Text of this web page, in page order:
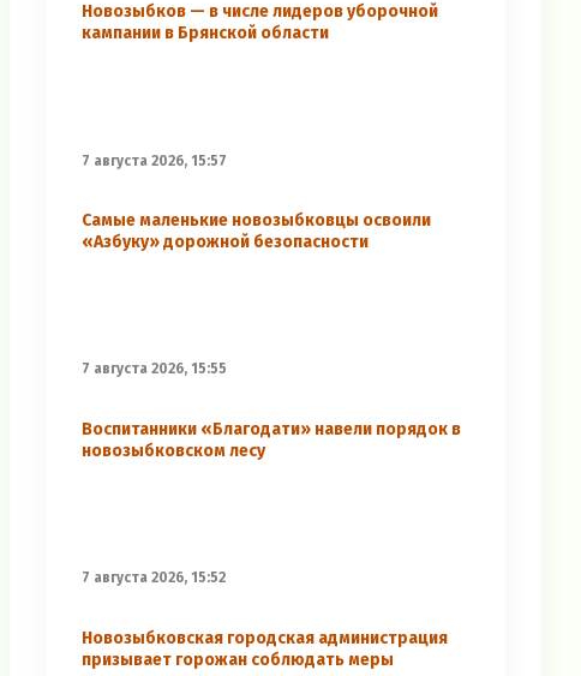
Новозыбков — в числе лидеров уборочной
кампании в Брянской области
7 августа 2026, 15:57
Самые маленькие новозыбковцы освоили
«Азбуку» дорожной безопасности
7 августа 2026, 15:55
Воспитанники «Благодати» навели порядок в
новозыбковском лесу
7 августа 2026, 15:52
Новозыбковская городская администрация
призывает горожан соблюдать меры